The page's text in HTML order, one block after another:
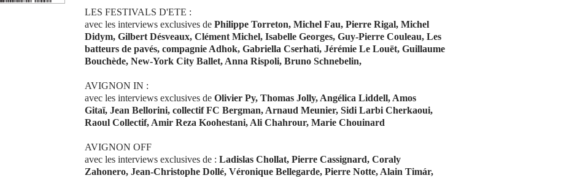
LES FESTIVALS D'ETE :
avec les interviews exclusives de Philippe Torreton, Michel Fau, Pierre Rigal, Michel
Didym, Gilbert Désveaux, Clément Michel, Isabelle Georges, Guy-Pierre Couleau, Les
batteurs de pavés, compagnie Adhok, Gabriella Cserhati, Jérémie Le Louët, Guillaume
Bouchède, New-York City Ballet, Anna Rispoli, Bruno Schnebelin,
AVIGNON IN :
avec les interviews exclusives de Olivier Py, Thomas Jolly, Angélica Liddell, Amos
Gitaï, Jean Bellorini, collectif FC Bergman, Arnaud Meunier, Sidi Larbi Cherkaoui,
Raoul Collectif, Amir Reza Koohestani, Ali Chahrour, Marie Chouinard
AVIGNON OFF
avec les interviews exclusives de : Ladislas Chollat, Pierre Cassignard, Coraly
Zahonero, Jean-Christophe Dollé, Véronique Bellegarde, Pierre Notte, Alain Timár,